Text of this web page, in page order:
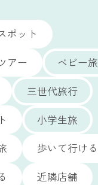
ポット
アー
ベビー旅
三世代旅行
小学生旅
歩いて行ける
近隣店舗